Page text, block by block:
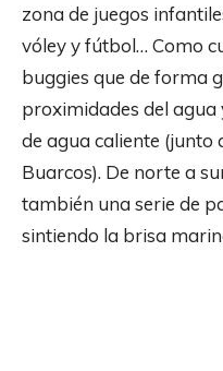
zona de juegos
vóley y fútbol… Como
buggies que de forma
proximidades del agua
de agua caliente (junto
Buarcos). De norte a
también una serie de
sintiendo la brisa